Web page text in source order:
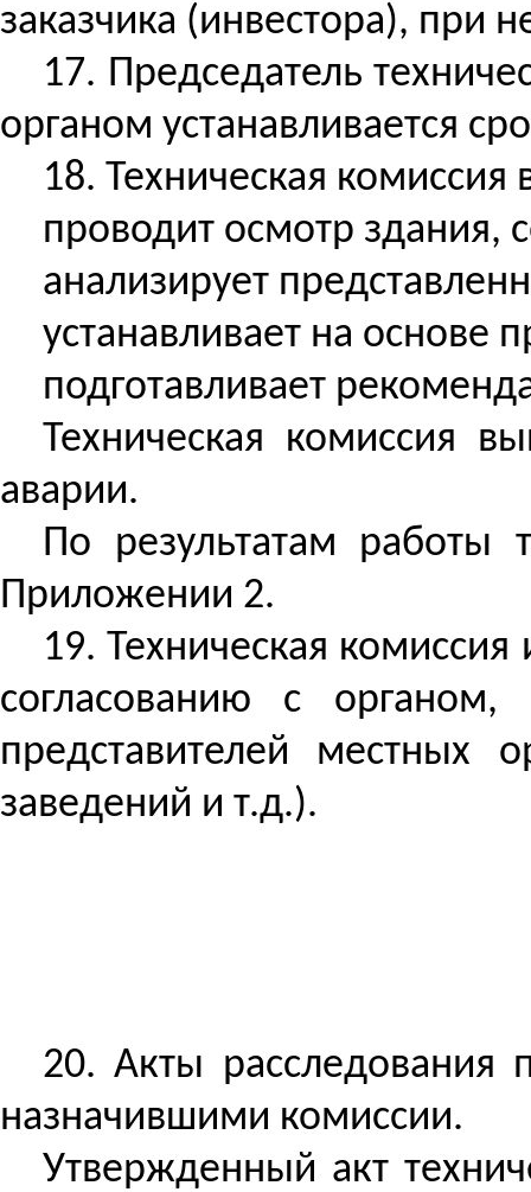
заказчика (инвестора), при
17. Председатель
органом устанавливается
18. Техническая
проводит осмотр здания,
анализирует
устанавливает на основе
подготавливает
Техническая комиссия
аварии.
По результатам работы
Приложении 2.
19. Техническая
согласованию с
представителей местных
заведений и т.д.).
20. Акты расследования
назначившими комиссии.
Утвержденный акт